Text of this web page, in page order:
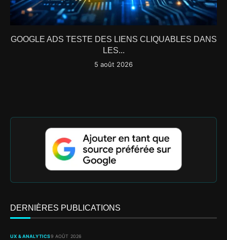
GOOGLE ADS TESTE DES LIENS CLIQUABLES DANS
LES...
5 août 2026
DERNIÈRES PUBLICATIONS
UX & ANALYTICS9 AOÛT 2026